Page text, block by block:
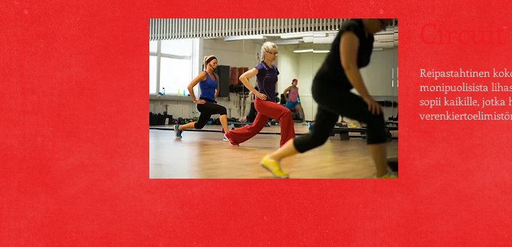
Circuit
Reipastahtinen
monipuolisista
sopii kaikille, jotka